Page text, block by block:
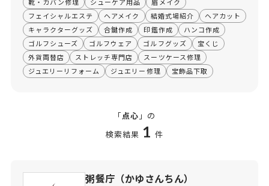
フェイシャルエステ
ヘアメイク 結婚式場紹介
ヘアカット
キャラクターグッズ
合鍵作成 印鑑作成
ハンコ作成
ゴルフシューズ
ゴルフウェア ゴルフグッズ
宝くじ
外貨両替店
ストレッチ専門店
スーツケース修理
ジュエリーリフォーム
ジュエリー修理 宝飾品下取
「点心 」の
検索結果 1 件
粥餐庁（かゆさんちん）